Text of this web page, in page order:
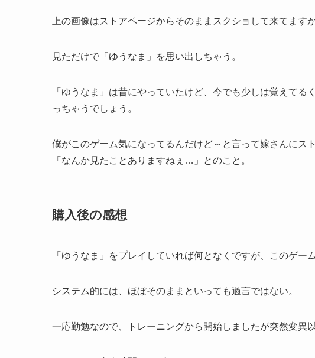
上の画像はストアページからそのままスクショして来てます
見ただけで「ゆうなま」を思い出しちゃう。
「ゆうなま」は昔にやっていたけど、今でも少しは覚えて
っちゃうでしょう。
僕がこのゲーム気になってるんだけど～と言って嫁さんにス
「なんか見たことありますねぇ…」とのこと。
購入後の感想
「ゆうなま」をプレイしていれば何となくですが、このゲー
システム的には、ほぼそのままといっても過言ではない。
一応勤勉なので、トレーニングから開始しましたが突然変異